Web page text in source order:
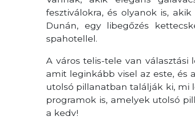
fesztiválokra, és olyanok is,
Dunán, egy libegőzés
spahotellel.
A város telis-tele van választási
amit leginkább visel az este, és
utolsó pillanatban találják ki, mi
programok is, amelyek utolsó
a kedv!